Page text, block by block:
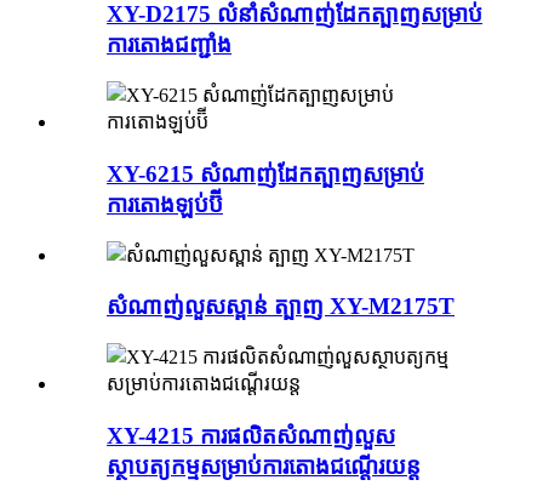
XY-D2175 លំនាំសំណាញ់ដែកត្បាញសម្រាប់
ការតោងជញ្ជាំង
XY-6215 សំណាញ់ដែកត្បាញសម្រាប់
ការតោងឡប់ប៊ី
សំណាញ់លួសស្ពាន់ ត្បាញ XY-M2175T
XY-4215 ការផលិតសំណាញ់លួស
ស្ថាបត្យកម្មសម្រាប់ការតោងជណ្តើរយន្ត